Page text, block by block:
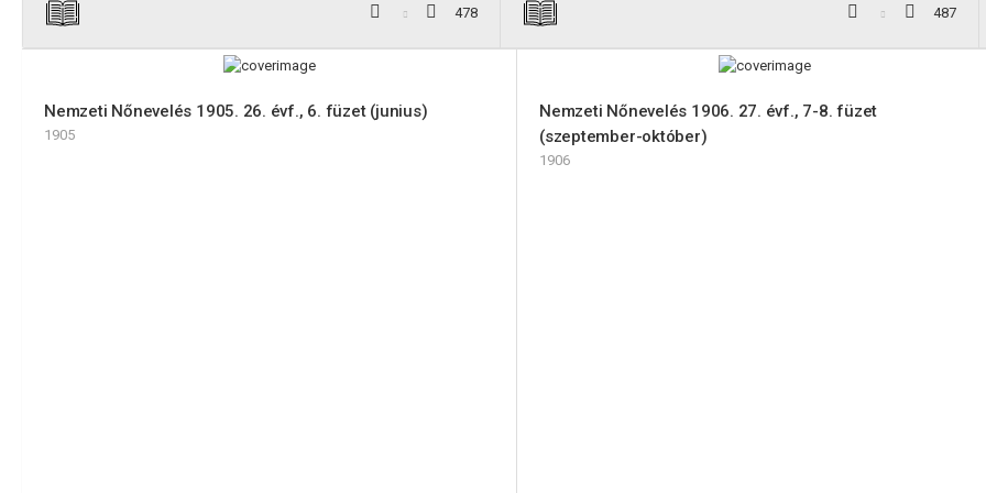
478 487
Nemzeti Nőnevelés 1905. 26. évf., 6. füzet (junius)
1905
Nemzeti Nőnevelés 1906. 27. évf., 7-8. füzet
(szeptember-október)
1906